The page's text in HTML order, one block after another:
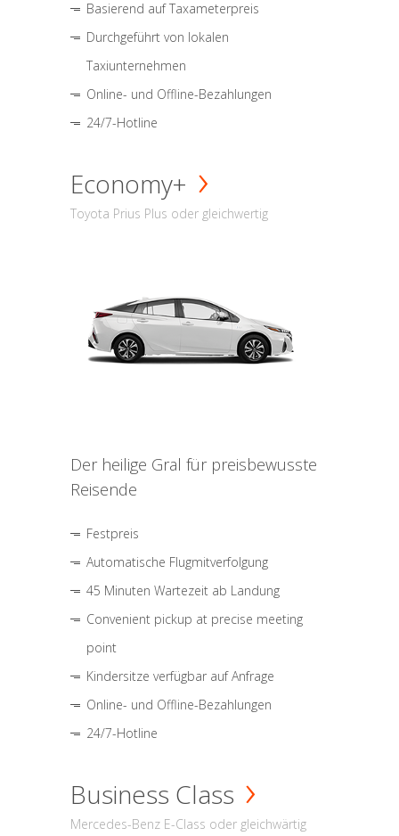
Basierend auf Taxameterpreis
Durchgeführt von lokalen
Taxiunternehmen
Online- und Offline-Bezahlungen
24/7-Hotline
Economy+
Toyota Prius Plus oder gleichwertig
Der heilige Gral für preisbewusste
Reisende
Festpreis
Automatische Flugmitverfolgung
45 Minuten Wartezeit ab Landung
Convenient pickup at precise meeting
point
Kindersitze verfügbar auf Anfrage
Online- und Offline-Bezahlungen
24/7-Hotline
Business Class
Mercedes-Benz E-Class oder gleichwärtig